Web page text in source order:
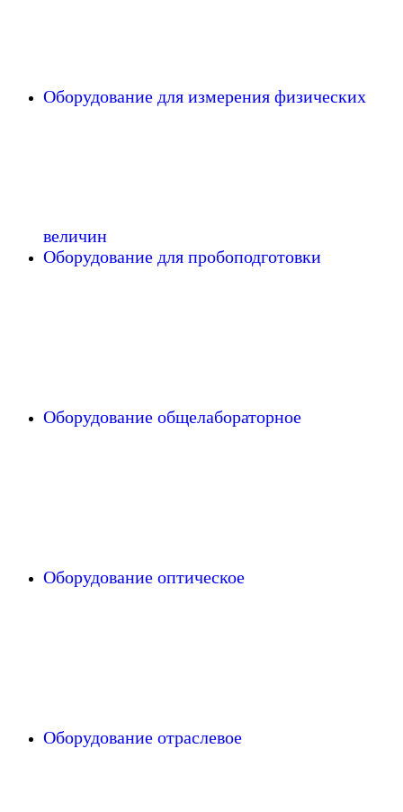
Оборудование для измерения физических
величин
Оборудование для пробоподготовки
Оборудование общелабораторное
Оборудование оптическое
Оборудование отраслевое